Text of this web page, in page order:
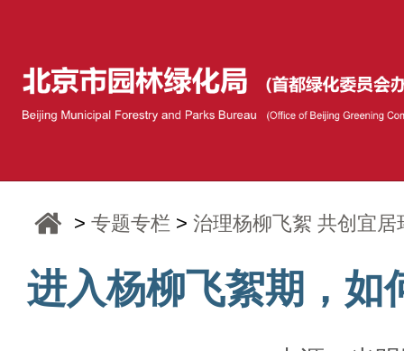
>专题专栏 >治理杨柳飞絮 共创宜居
进入杨柳飞絮期，如